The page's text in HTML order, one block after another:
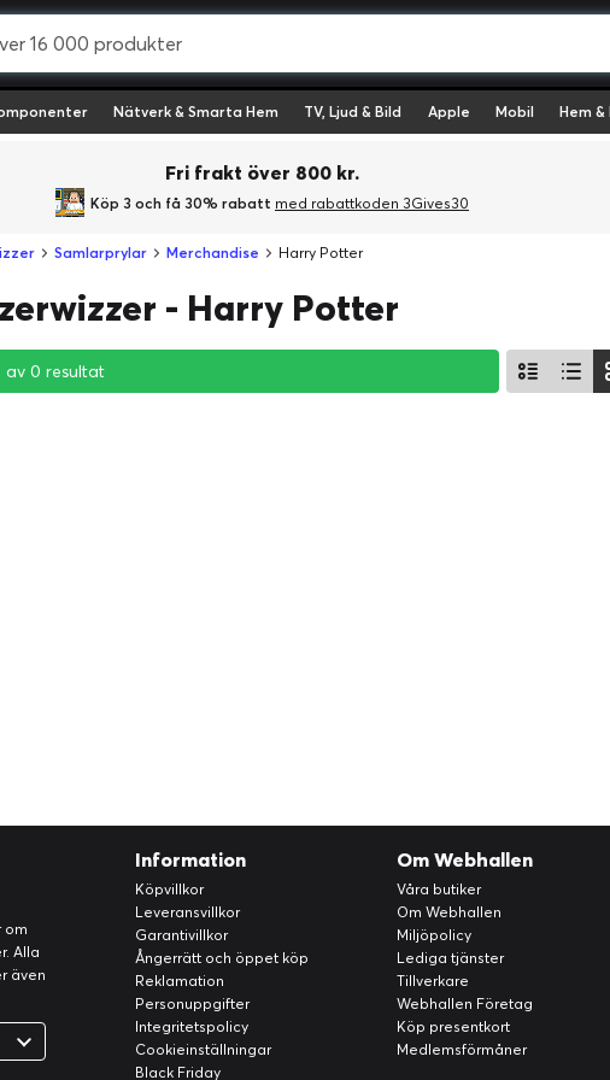
Nätverk & Smarta Hem TV, Ljud & Bild Apple Mobil Hem &
Fri frakt över 800 kr.
Köp 3 och få 30% rabatt med rabattkoden 3Gives30
Samlarprylar Merchandise Harry Potter
- Harry Potter
av 0 resultat
av 0 resultat
av 0 resultat
om
Alla
även
Information
Köpvillkor
Leveransvillkor
Garantivillkor
Ångerrätt och öppet köp
Reklamation
Personuppgifter
Integritetspolicy
Cookieinställningar
Black Friday
Om Webhallen
Våra butiker
Om Webhallen
Miljöpolicy
Lediga tjänster
Tillverkare
Webhallen Företag
Köp presentkort
Medlemsförmåner